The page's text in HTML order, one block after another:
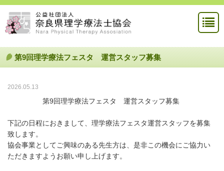
第9回理学療法フェスタ 運営スタッフ募集
2026.05.13
第9回理学療法フェスタ 運営スタッフ募集
下記の日程におきまして、理学療法フェスタ運営スタッフを募集
致します。
協会事業としてご興味のある先生方は、是非この機会にご協力い
ただきますようお願い申し上げます。